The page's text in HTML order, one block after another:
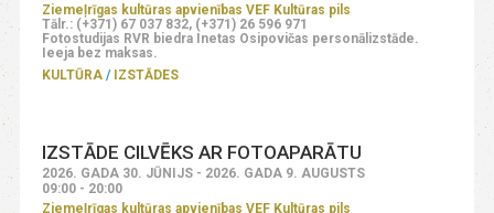
Ziemeļrīgas kultūras apvienības VEF Kultūras pils
Tālr.: (+371) 67 037 832, (+371) 26 596 971
Fotostudijas RVR biedra Inetas Osipovičas personālizstāde.
Ieeja bez maksas.
KULTŪRA
IZSTĀDES
IZSTĀDE CILVĒKS AR FOTOAPARĀTU
2026. GADA 30. JŪNIJS - 2026. GADA 9. AUGUSTS
09:00 - 20:00
Ziemeļrīgas kultūras apvienības VEF Kultūras pils